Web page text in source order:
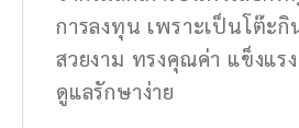
การลงทุน เพราะเป็นโต๊ะ
สวยงาม ทรงคุณค่า แข็งแ
ดูแลรักษาง่าย